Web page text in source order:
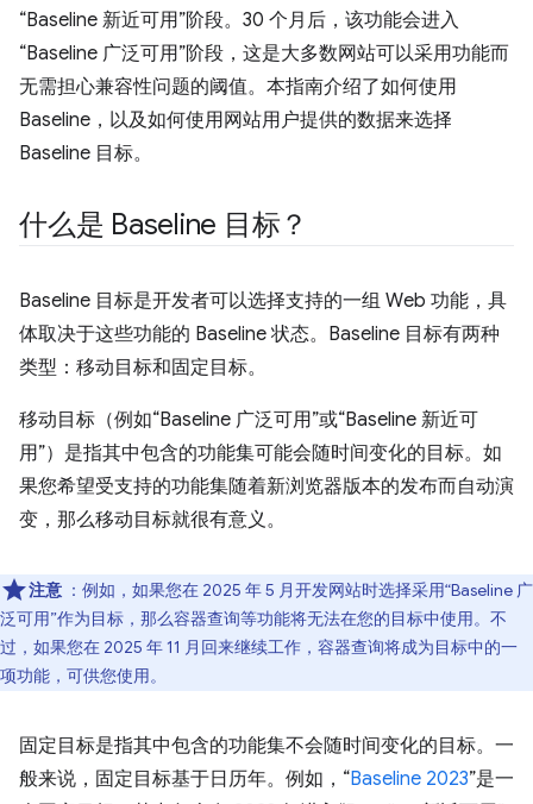
“Baseline 新近可用”阶段。30 个月后，该功能会进入
“Baseline 广泛可用”阶段，这是大多数网站可以采用功能而
无需担心兼容性问题的阈值。本指南介绍了如何使用
Baseline，以及如何使用网站用户提供的数据来选择
Baseline 目标。
什么是 Baseline 目标？
Baseline 目标是开发者可以选择支持的一组 Web 功能，具
体取决于这些功能的 Baseline 状态。Baseline 目标有两种
类型：移动目标和固定目标。
移动目标（例如“Baseline 广泛可用”或“Baseline 新近可
用”）是指其中包含的功能集可能会随时间变化的目标。如
果您希望受支持的功能集随着新浏览器版本的发布而自动演
变，那么移动目标就很有意义。
注意 ：例如，如果您在 2025 年 5 月开发网站时选择采用“Baseline 广
泛可用”作为目标，那么容器查询等功能将无法在您的目标中使用。不
过，如果您在 2025 年 11 月回来继续工作，容器查询将成为目标中的一
项功能，可供您使用。
固定目标是指其中包含的功能集不会随时间变化的目标。一
般来说，固定目标基于日历年。例如，“Baseline 2023”是一